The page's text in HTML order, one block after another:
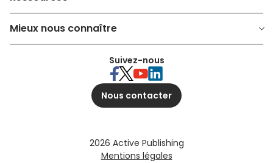
Mieux nous connaître
Suivez-nous
Nous contacter
2026 Active Publishing
Mentions légales